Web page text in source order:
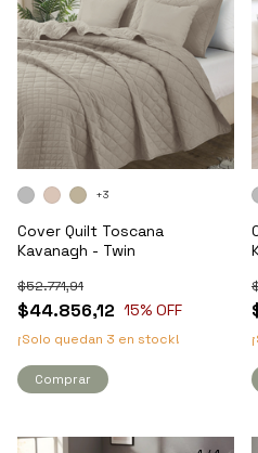
Cover Quilt Toscana
Kavanagh - Twin
$44.856,12
$52.771,91
15% OFF
¡Solo quedan 3 en stock!
+3
Comprar